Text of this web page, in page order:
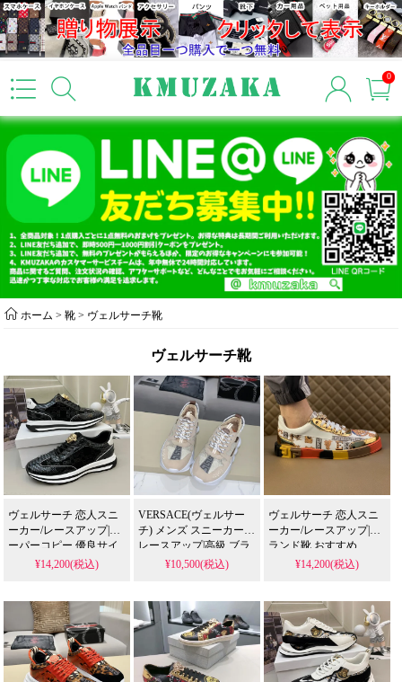
0
ホーム >靴 > ヴェルサーチ靴
ヴェルサーチ靴
ヴェルサーチ 恋人スニ
ーカー/レースアップ|ス
ーパーコピー 優良サイ
¥14,200(税込)
VERSACE(ヴェルサー
チ) メンズ スニーカー/
レースアップ|高級 ブラ
ンド 靴¥10,500(税込)
ヴェルサーチ 恋人スニ
ーカー/レースアップ|ブ
ランド靴 おすすめ
¥14,200(税込)